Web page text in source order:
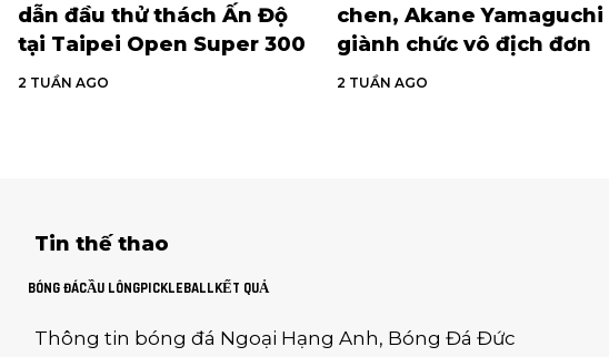
dẫn đầu thử thách Ấn Độ
tại Taipei Open Super 300
2 TUẦN AGO
chen, Akane Yamaguchi
giành chức vô địch đơn
2 TUẦN AGO
Tin thế thao
BÓNG ĐÁCẦU LÔNGPICKLEBALLKẾT QUẢ
Thông tin bóng đá Ngoại Hạng Anh, Bóng Đá Đức